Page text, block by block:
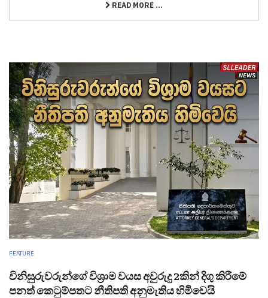
READ MORE ...
FEATURE
විනිසුරුවරුන්ගේ විශ්‍රාම වයස අවුරුදු 2කින් දිගු කිරීමේ
පනත් කෙටුම්පතට නීතිපති අනුමැතිය හිමිවෙයි